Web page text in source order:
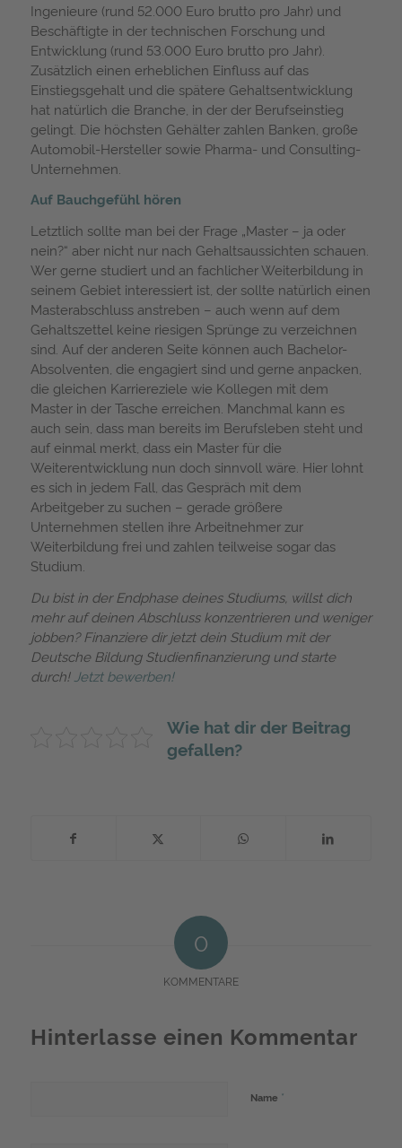
Ingenieure (rund 52.000 Euro brutto pro Jahr) und
Beschäftigte in der technischen Forschung und
Entwicklung (rund 53.000 Euro brutto pro Jahr).
Zusätzlich einen erheblichen Einfluss auf das
Einstiegsgehalt und die spätere Gehaltsentwicklung
hat natürlich die Branche, in der der Berufseinstieg
gelingt. Die höchsten Gehälter zahlen Banken, große
Automobil-Hersteller sowie Pharma- und Consulting-
Unternehmen.
Auf Bauchgefühl hören
Letztlich sollte man bei der Frage „Master – ja oder
nein?“ aber nicht nur nach Gehaltsaussichten schauen.
Wer gerne studiert und an fachlicher Weiterbildung in
seinem Gebiet interessiert ist, der sollte natürlich einen
Masterabschluss anstreben – auch wenn auf dem
Gehaltszettel keine riesigen Sprünge zu verzeichnen
sind. Auf der anderen Seite können auch Bachelor-
Absolventen, die engagiert sind und gerne anpacken,
die gleichen Karriereziele wie Kollegen mit dem
Master in der Tasche erreichen. Manchmal kann es
auch sein, dass man bereits im Berufsleben steht und
auf einmal merkt, dass ein Master für die
Weiterentwicklung nun doch sinnvoll wäre. Hier lohnt
es sich in jedem Fall, das Gespräch mit dem
Arbeitgeber zu suchen – gerade größere
Unternehmen stellen ihre Arbeitnehmer zur
Weiterbildung frei und zahlen teilweise sogar das
Studium.
Du bist in der Endphase deines Studiums, willst dich
mehr auf deinen Abschluss konzentrieren und weniger
jobben? Finanziere dir jetzt dein Studium mit der
Deutsche Bildung Studienfinanzierung und starte
durch! Jetzt bewerben!
Wie hat dir der Beitrag
gefallen?
0
KOMMENTARE
Hinterlasse einen Kommentar
Name *